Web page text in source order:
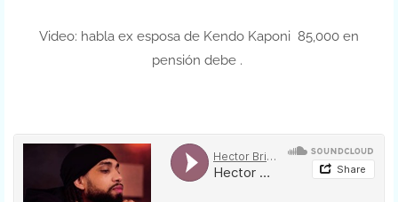
Video: habla ex esposa de Kendo Kaponi 85,000 en
pensión debe .